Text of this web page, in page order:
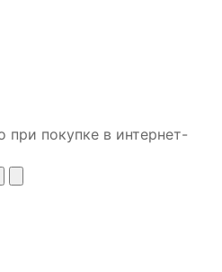
при покупке в интернет-